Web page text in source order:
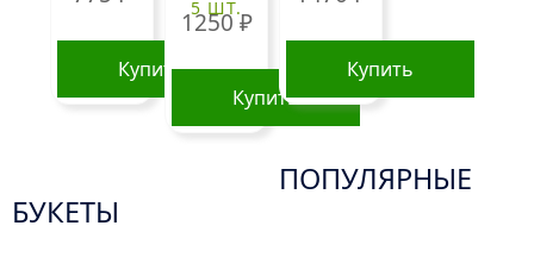
Купить
5 ШТ.
1250₽
Купить
Купить
ПОПУЛЯРНЫЕ
БУКЕТЫ